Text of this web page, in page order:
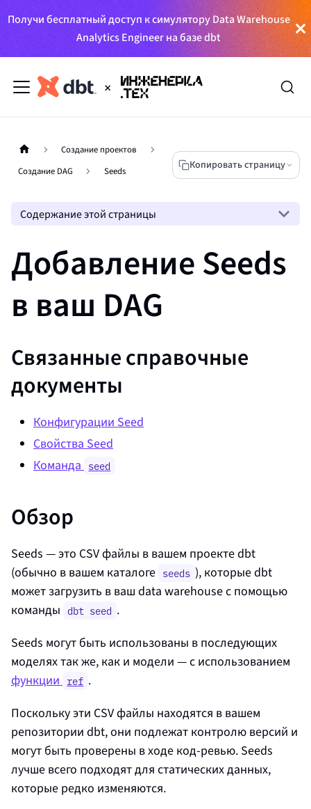
Получи бесплатный доступ к симулятору Data Warehouse
Analytics Engineer на базе dbt
Создание проектов
Создание DAG
Seeds Копировать страницу
Содержание этой страницы
Добавление Seeds
в ваш DAG
Связанные справочные
документы
Конфигурации Seed
Свойства Seed
Команда seed
Обзор
Seeds — это CSV файлы в вашем проекте dbt
(обычно в вашем каталоге seeds ), которые dbt
может загрузить в ваш data warehouseс помощью
команды dbt seed .
Seeds могут быть использованы в последующих
моделях так же, как и модели — с использованием
функции ref .
Поскольку эти CSV файлы находятся в вашем
репозитории dbt, они подлежат контролю версий и
могут быть проверены в ходе код-ревью. Seeds
лучше всего подходят для статических данных,
которые редко изменяются.